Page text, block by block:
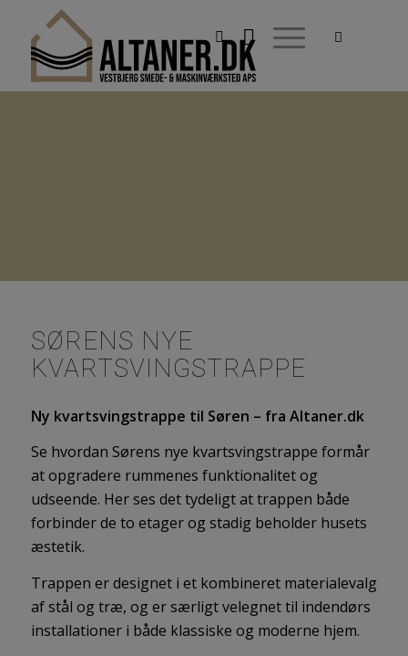
SØRENS NYE
KVARTSVINGSTRAPPE
Ny kvartsvingstrappe til Søren – fra Altaner.dk
Se hvordan Sørens nye kvartsvingstrappe formår
at opgradere rummenes funktionalitet og
udseende. Her ses det tydeligt at trappen både
forbinder de to etager og stadig beholder husets
æstetik.
Trappen er designet i et kombineret materialevalg
af stål og træ, og er særligt velegnet til indendørs
installationer i både klassiske og moderne hjem.